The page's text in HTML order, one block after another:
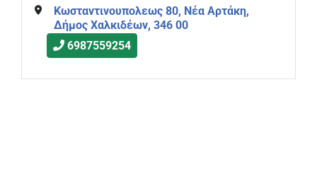
Κωσταντινουπολεως 80, Νέα Αρτάκη,
Δήμος Χαλκιδέων, 346 00
6987559254